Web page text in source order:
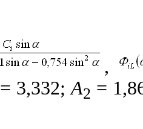
,
= 3,332;A2 =